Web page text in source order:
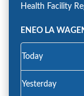
Health Facility
ENEO LA
Today
Yesterday